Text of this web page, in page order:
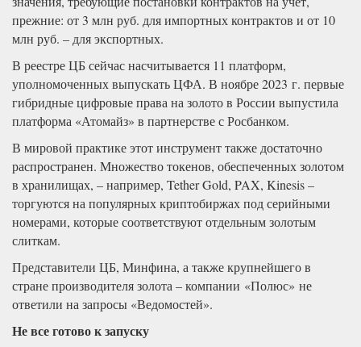
прежние: от 3 млн руб. для импортных контрактов и от 10
млн руб. – для экспортных.
В реестре ЦБ сейчас насчитывается 11 платформ,
уполномоченных выпускать ЦФА. В ноябре 2023 г. первые
гибридные цифровые права на золото в России выпустила
платформа «Атомайз» в партнерстве с Росбанком.
В мировой практике этот инструмент также достаточно
распространен. Множество токенов, обеспеченных золотом
в хранилищах, – например, Tether Gold, PAX, Kinesis –
торгуются на популярных криптобиржах под серийными
номерами, которые соответствуют отдельным золотым
слиткам.
Представители ЦБ, Минфина, а также крупнейшего в
стране производителя золота – компании «Полюс» не
ответили на запросы «Ведомостей».
Не все готово к запуску